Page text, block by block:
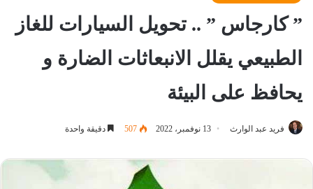
” كارجاس ” .. تحويل السيارات للغاز
الطبيعي يقلل الانبعاثات الضارة و
يحافظ على البيئة
فريد عبد الوارث 13 نوفمبر، 2022 507 دقيقة واحدة